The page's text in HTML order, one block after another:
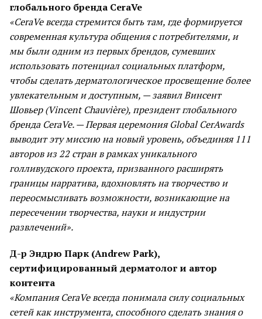
глобального бренда CeraVe
«CeraVe всегда стремится быть там, где формируется
современная культура общения с потребителями, и
мы были одним из первых брендов, сумевших
использовать потенциал социальных платформ,
чтобы сделать дерматологическое просвещение более
увлекательным и доступным, — заявил Винсент
Шовьер (Vincent Chauvière), президент глобального
бренда CeraVe. — Первая церемония Global CerAwards
выводит эту миссию на новый уровень, объединяя 111
авторов из 22 стран в рамках уникального
голливудского проекта, призванного расширять
границы нарратива, вдохновлять на творчество и
переосмысливать возможности, возникающие на
пересечении творчества, науки и индустрии
развлечений».
Д-р Эндрю Парк (Andrew Park),
сертифицированный дерматолог и автор
контента
«Компания CeraVe всегда понимала силу социальных
сетей как инструмента, способного сделать знания о